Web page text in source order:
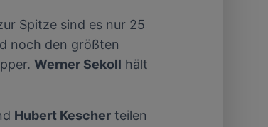
Spitze sind es nur 25
noch den größten
Werner Sekoll hält
Hubert Kescher teilen